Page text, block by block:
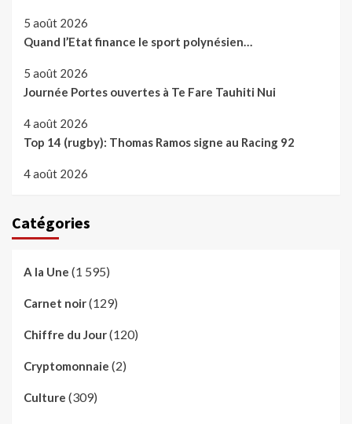
5 août 2026
Quand l’Etat finance le sport polynésien…
5 août 2026
Journée Portes ouvertes à Te Fare Tauhiti Nui
4 août 2026
Top 14 (rugby): Thomas Ramos signe au Racing 92
4 août 2026
Catégories
A la Une (1 595)
Carnet noir(129)
Chiffre du Jour(120)
Cryptomonnaie (2)
Culture (309)